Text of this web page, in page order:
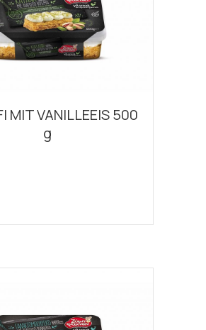
MIT VANILLEEIS 500
g